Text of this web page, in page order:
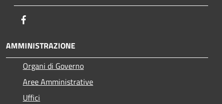
AMMINISTRAZIONE
Organi di Governo
Aree Amministrative
Uffici